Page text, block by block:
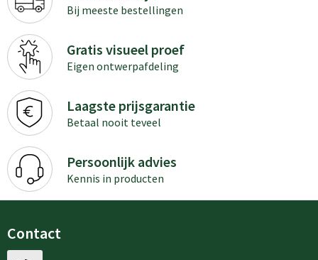
Bij meeste bestellingen
Gratis visueel proef
Eigen ontwerpafdeling
Laagste prijsgarantie
Betaal nooit teveel
Persoonlijk advies
Kennis in producten
Contact